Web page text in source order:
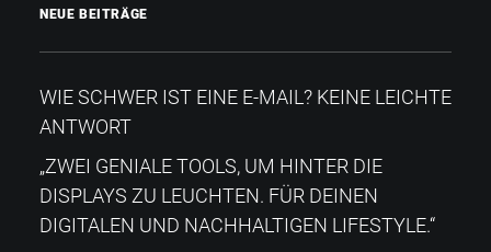
NEUE BEITRÄGE
WIE SCHWER IST EINE E-MAIL? KEINE LEICHTE
ANTWORT
„ZWEI GENIALE TOOLS, UM HINTER DIE
DISPLAYS ZU LEUCHTEN. FÜR DEINEN
DIGITALEN UND NACHHALTIGEN LIFESTYLE.“